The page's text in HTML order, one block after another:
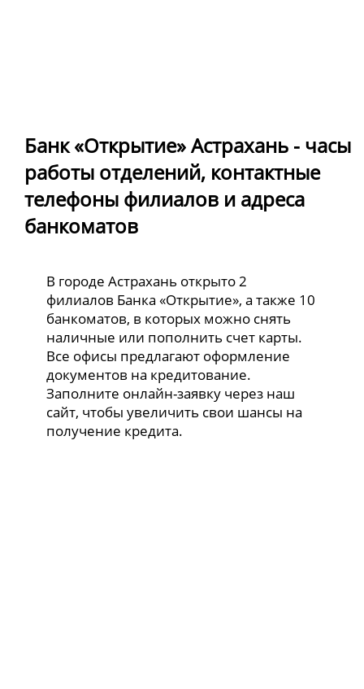
Банк «Открытие» Астрахань - часы
работы отделений, контактные
телефоны филиалов и адреса
банкоматов
В городе Астрахань открыто 2
филиалов Банка «Открытие», а также 10
банкоматов, в которых можно снять
наличные или пополнить счет карты.
Все офисы предлагают оформление
документов на кредитование.
Заполните онлайн-заявку через наш
сайт, чтобы увеличить свои шансы на
получение кредита.